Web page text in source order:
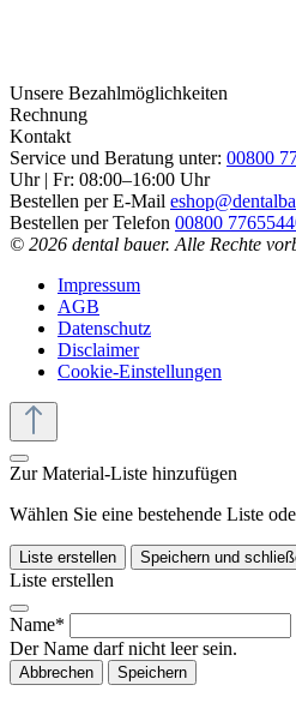
Unsere Bezahlmöglichkeiten
Rechnung
Kontakt
Service und Beratung unter: 00800
Uhr | Fr: 08:00–16:00 Uhr
Bestellen per E-Mail
Bestellen per Telefon 00800
© 2026 dental bauer. Alle Rechte
Impressum
AGB
Datenschutz
Disclaimer
Cookie-Einstellungen
Zur Material-Liste hinzufügen
Wählen Sie eine bestehende Liste
Liste erstellen Speichern und
Liste erstellen
Name*
Der Name darf nicht leer sein.
Abbrechen Speichern